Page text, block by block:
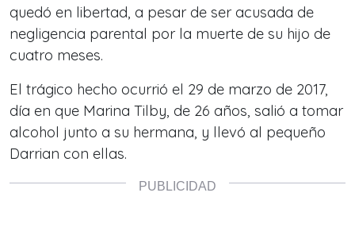
quedó en libertad, a pesar de ser acusada de
negligencia parental por la muerte de su hijo de
cuatro meses.
El trágico hecho ocurrió el 29 de marzo de 2017,
día en que Marina Tilby, de 26 años, salió a tomar
alcohol junto a su hermana, y llevó al pequeño
Darrian con ellas.